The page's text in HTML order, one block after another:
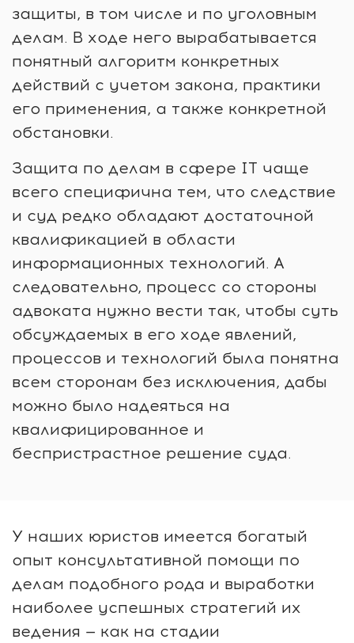
защиты, в том числе и по уголовным
делам. В ходе него вырабатывается
понятный алгоритм конкретных
действий с учетом закона, практики
его применения, а также конкретной
обстановки.
Защита по делам в сфере IT чаще
всего специфична тем, что следствие
и суд редко обладают достаточной
квалификацией в области
информационных технологий. А
следовательно, процесс со стороны
адвоката нужно вести так, чтобы суть
обсуждаемых в его ходе явлений,
процессов и технологий была понятна
всем сторонам без исключения, дабы
можно было надеяться на
квалифицированное и
беспристрастное решение суда.
У наших юристов имеется богатый
опыт консультативной помощи по
делам подобного рода и выработки
наиболее успешных стратегий их
ведения — как на стадии